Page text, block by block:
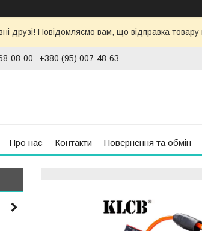
друзі! Повідомляємо вам, що відправка
08-00 +380 (95) 007-48-63
Про нас Контакти Повернення та обмін